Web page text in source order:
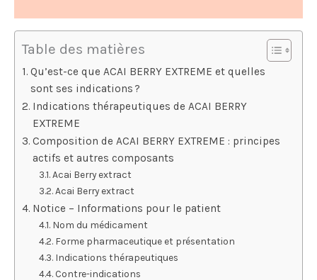
Table des matières
Qu’est-ce que ACAI BERRY EXTREME et quelles
sont ses indications ?
Indications thérapeutiques de ACAI BERRY
EXTREME
Composition de ACAI BERRY EXTREME : principes
actifs et autres composants
Acai Berry extract
Acai Berry extract
Notice – Informations pour le patient
Nom du médicament
Forme pharmaceutique et présentation
Indications thérapeutiques
Contre-indications